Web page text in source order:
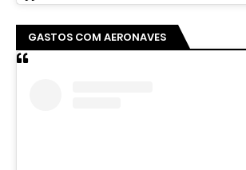
GASTOS COM AERONAVES